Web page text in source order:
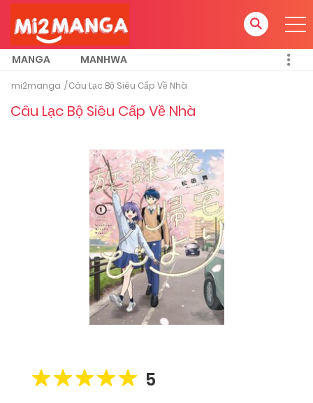
MANGA MANHWA
mi2manga Câu Lạc Bộ Siêu Cấp Về Nhà
Câu Lạc Bộ Siêu Cấp Về Nhà
5